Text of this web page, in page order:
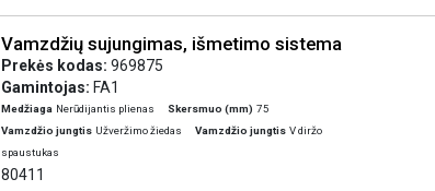
Vamzdžių sujungimas, išmetimo sistema
Prekės kodas: 969875
Gamintojas: FA1
Medžiaga Nerūdijantis plienas Skersmuo (mm) 75
Vamzdžio jungtis Užveržimo žiedas Vamzdžio jungtis V diržo
spaustukas
80411